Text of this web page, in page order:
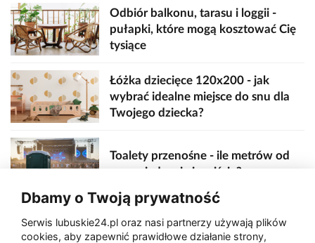
Odbiór balkonu, tarasu i loggii -
pułapki, które mogą kosztować Cię
tysiące
Łóżka dziecięce 120x200 - jak
wybrać idealne miejsce do snu dla
Twojego dziecka?
Toalety przenośne - ile metrów od
sceny, jedzenia i wejścia?
Zaatakował seniora na "kwadracie"
Dbamy o Twoją prywatność
Serwis lubuskie24.pl oraz nasi partnerzy używają plików
cookies, aby zapewnić prawidłowe działanie strony,